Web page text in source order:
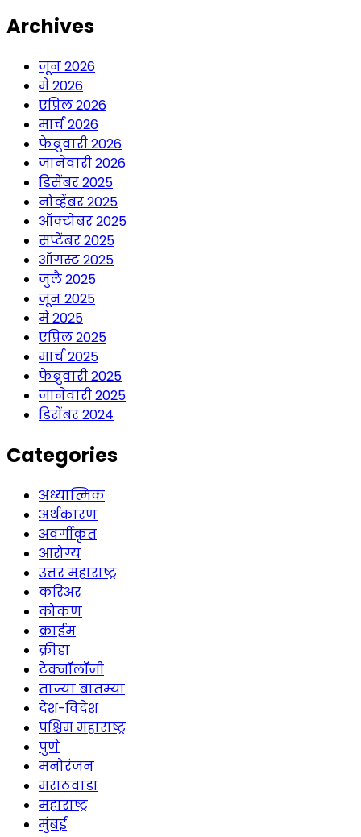
Archives
जून 2026
मे 2026
एप्रिल 2026
मार्च 2026
फेब्रुवारी 2026
जानेवारी 2026
डिसेंबर 2025
नोव्हेंबर 2025
ऑक्टोबर 2025
सप्टेंबर 2025
ऑगस्ट 2025
जुलै 2025
जून 2025
मे 2025
एप्रिल 2025
मार्च 2025
फेब्रुवारी 2025
जानेवारी 2025
डिसेंबर 2024
Categories
अध्यात्मिक
अर्थकारण
अवर्गीकृत
आरोग्य
उत्तर महाराष्ट्र
करिअर
कोकण
क्राईम
क्रीडा
टेक्नॉलॉजी
ताज्या बातम्या
देश-विदेश
पश्चिम महाराष्ट्र
पुणे
मनोरंजन
मराठवाडा
महाराष्ट्र
मुंबई